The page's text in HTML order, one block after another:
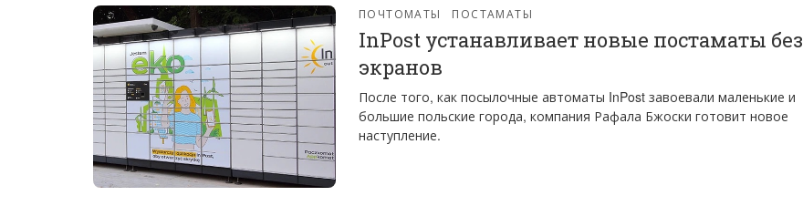
ПОЧТОМАТЫ ПОСТАМАТЫ
InPost устанавливает новые постаматы без
экранов
После того, как посылочные автоматы InPost завоевали маленькие и
большие польские города, компания Рафала Бжоски готовит новое
наступление.